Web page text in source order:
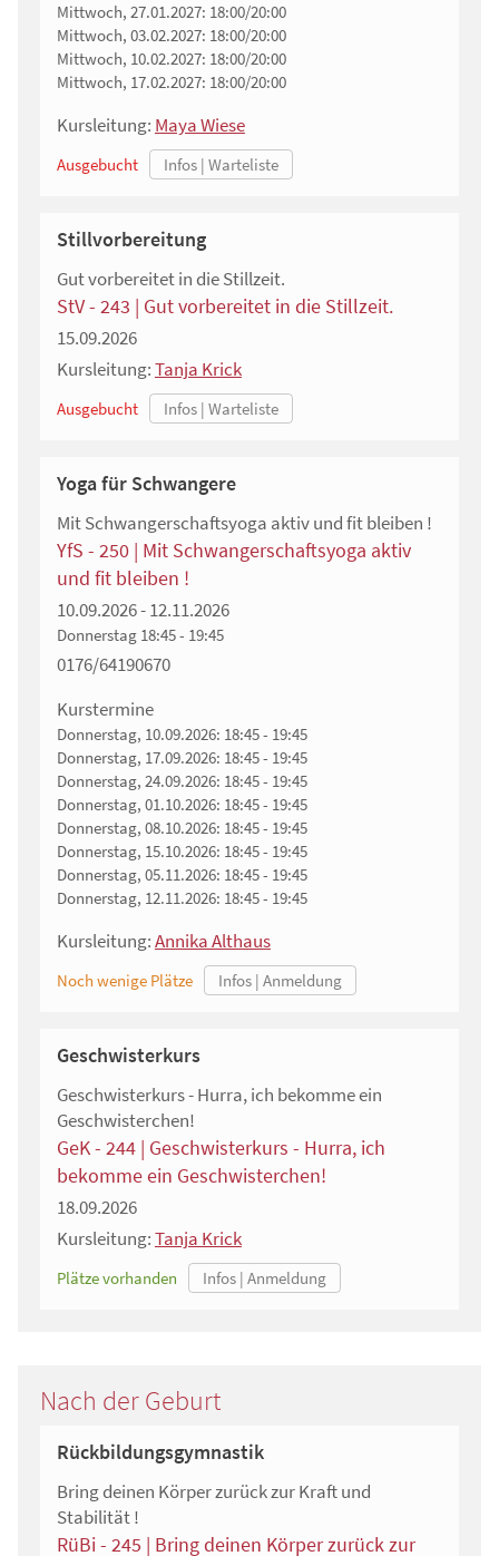
Mittwoch, 27.01.2027: 18:00/20:00
Mittwoch, 03.02.2027: 18:00/20:00
Mittwoch, 10.02.2027: 18:00/20:00
Mittwoch, 17.02.2027: 18:00/20:00
Kursleitung: Maya Wiese
Ausgebucht
Stillvorbereitung
Gut vorbereitet in die Stillzeit.
StV - 243 | Gut vorbereitet in die Stillzeit.
15.09.2026
Kursleitung:Tanja Krick
Ausgebucht
Yoga für Schwangere
Mit Schwangerschaftsyoga aktiv und fit bleiben !
YfS - 250 | Mit Schwangerschaftsyoga aktiv
und fit bleiben !
10.09.2026 - 12.11.2026
Donnerstag 18:45 - 19:45
0176/64190670
Kurstermine
Donnerstag, 10.09.2026: 18:45 - 19:45
Donnerstag, 17.09.2026: 18:45 - 19:45
Donnerstag, 24.09.2026: 18:45 - 19:45
Donnerstag, 01.10.2026: 18:45 - 19:45
Donnerstag, 08.10.2026: 18:45 - 19:45
Donnerstag, 15.10.2026: 18:45 - 19:45
Donnerstag, 05.11.2026: 18:45 - 19:45
Donnerstag, 12.11.2026: 18:45 - 19:45
Kursleitung:Annika Althaus
Noch wenige Plätze
Geschwisterkurs
Geschwisterkurs - Hurra, ich bekomme ein
Geschwisterchen!
GeK - 244 | Geschwisterkurs - Hurra, ich
bekomme ein Geschwisterchen!
18.09.2026
Kursleitung:Tanja Krick
Plätze vorhanden
Nach der Geburt
Rückbildungsgymnastik
Bring deinen Körper zurück zur Kraft und
Stabilität !
RüBi - 245 | Bring deinen Körper zurück zur